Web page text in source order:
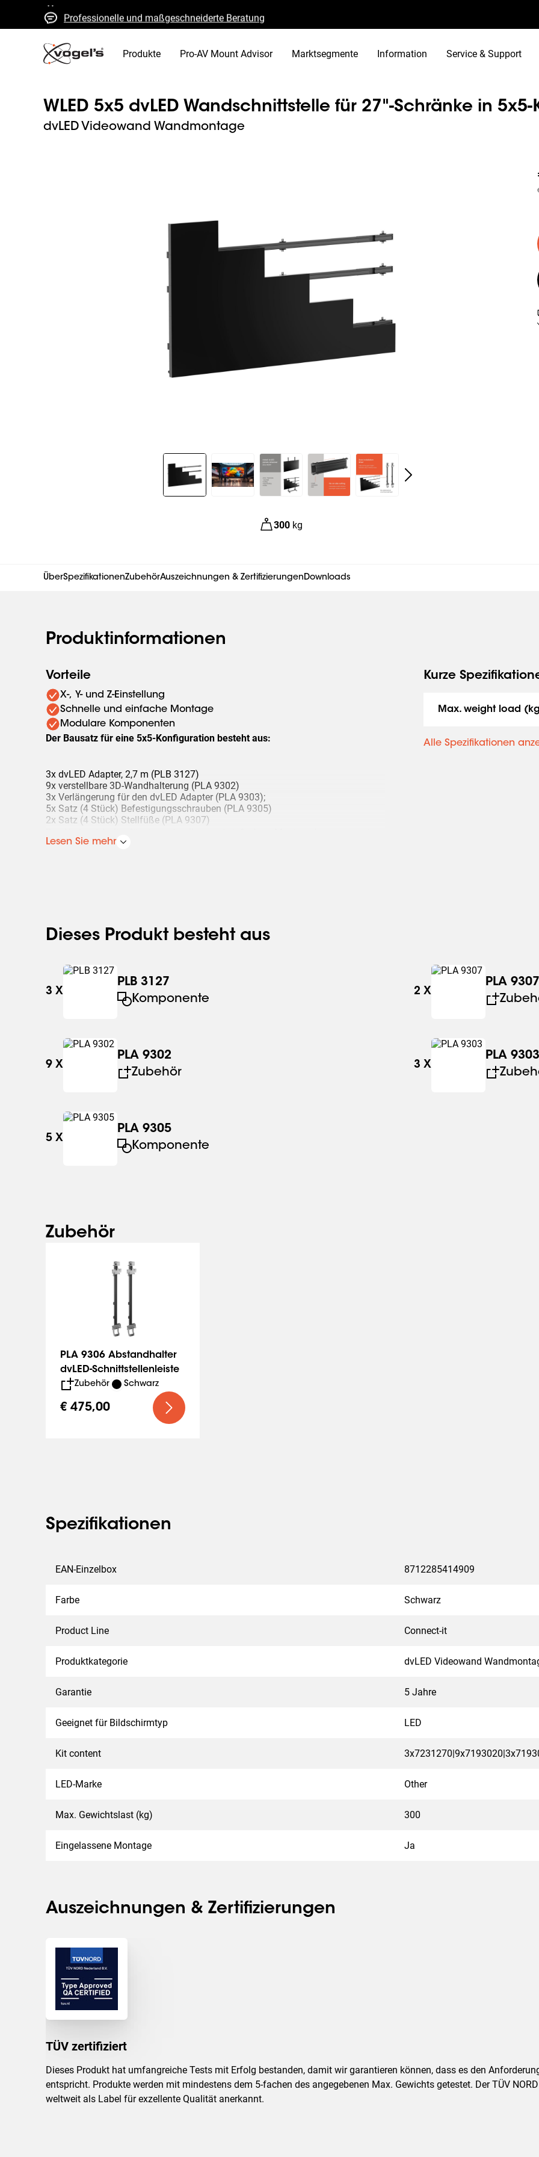
Professionelle und maßgeschneiderte Beratung
Schnelle Kostenvoranschläge und Lieferung
Hohe Qualität garantiert
Produkte Pro-AV Mount Advisor Marktsegmente Information Service & Support
WLED 5x5 dvLED Wandschnittstelle für 27"-Schränke in
dvLED Videowand Wandmontage
Slide 1 of 8
300 kg
ÜberSpezifikationenZubehörAuszeichnungen & ZertifizierungenDownloads
Produktinformationen
Vorteile
X-, Y- und Z-Einstellung
Schnelle und einfache Montage
Modulare Komponenten
Der Bausatz für eine 5x5-Konfiguration besteht aus:
3x dvLED Adapter, 2,7 m (PLB 3127)
9x verstellbare 3D-Wandhalterung (PLA 9302)
3x Verlängerung für den dvLED Adapter (PLA 9303);
5x Satz (4 Stück) Befestigungsschrauben (PLA 9305)
2x Satz (4 Stück) Stellfüße (PLA 9307)
bestellt werden (PLA 9306).
Lesen Sie mehr
Kurze
Max. weight load
Alle Spezifikationen
Dieses Produkt besteht aus
3 X
PLB 3127
Komponente
2 X
PLA 9307
9 X
PLA 9302
Zubehör
3 X
PLA 9303
5 X
PLA 9305
Komponente
Zubehör
PLA 9306 Abstandhalter
dvLED-Schnittstellenleiste
Zubehör Schwarz
€ 475,00
Spezifikationen
EAN-Einzelbox 8712285414909
Farbe Schwarz
Product Line Connect-it
Produktkategorie dvLED Videowand
Garantie 5 Jahre
Geeignet für Bildschirmtyp LED
Kit content
LED-Marke Other
Max. Gewichtslast (kg) 300
Eingelassene Montage Ja
Auszeichnungen & Zertifizierungen
TÜV zertifiziert
Dieses Produkt hat umfangreiche Tests mit Erfolg bestanden, damit wir garantieren können, dass es den
entspricht. Produkte werden mit mindestens dem 5-fachen des angegebenen Max. Gewichts getestet. Der TÜV
weltweit als Label für exzellente Qualität anerkannt.